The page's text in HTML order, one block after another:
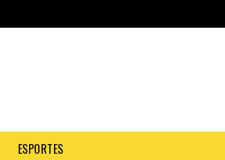
ESPORTES